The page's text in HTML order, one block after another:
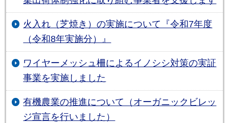
火入れ（芝焼き）の実施について『令和7年度
（令和8年実施分）』
ワイヤーメッシュ柵によるイノシシ対策の実証
事業を実施しました
有機農業の推進について（オーガニックビレッ
ジ宣言を行いました）